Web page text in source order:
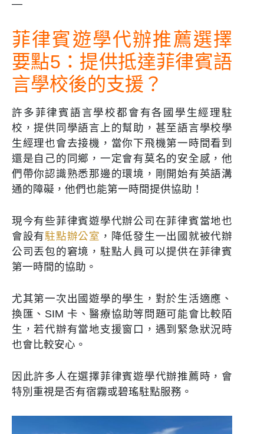
—
菲律賓遊學代辦推薦選擇
要點5：提供抵達菲律賓語
言學校後的支援？
許多菲律賓語言學校都會有各國學生經理駐
校，提供同學語言上的幫助，甚至語言學校學
生經理也會去接機，當你下飛機第一時間看到
還是自己的同鄉，一定會有莫名的安全感，他
們帶你認識熟悉那邊的環境，剛開始有英語溝
通的障礙，他們也能第一時間提供協助！
現今有些菲律賓遊學代辦公司在菲律賓當地也
會設有駐點辦公室 ，降低發生一出國就被代辦
公司丟包的窘境，駐點人員可以提供在菲律賓
第一時間的協助。
尤其第一次出國遊學的學生，對於生活適應、
換匯、SIM 卡、醫療協助等問題可能會比較陌
生，若代辦有當地支援窗口，遇到緊急狀況時
也會比較安心。
因此許多人在選擇菲律賓遊學代辦推薦時，會
特別重視是否有宿霧或碧瑤駐點服務。